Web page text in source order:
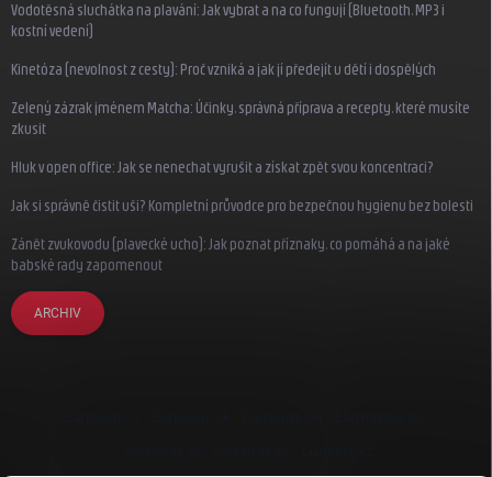
Vodotěsná sluchátka na plavání: Jak vybrat a na co fungují (Bluetooth, MP3 i
kostní vedení)
Kinetóza (nevolnost z cesty): Proč vzniká a jak jí předejít u dětí i dospělých
Zelený zázrak jménem Matcha: Účinky, správná příprava a recepty, které musíte
zkusit
Hluk v open office: Jak se nenechat vyrušit a získat zpět svou koncentraci?
Jak si správně čistit uši? Kompletní průvodce pro bezpečnou hygienu bez bolesti
Zánět zvukovodu (plavecké ucho): Jak poznat příznaky, co pomáhá a na jaké
babské rady zapomenout
ARCHIV